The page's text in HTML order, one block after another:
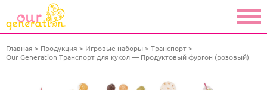
Главная Продукция Игровые наборы
Транспорт
Our Generation Транспорт для кукол — Продуктовый фургон (розовый)